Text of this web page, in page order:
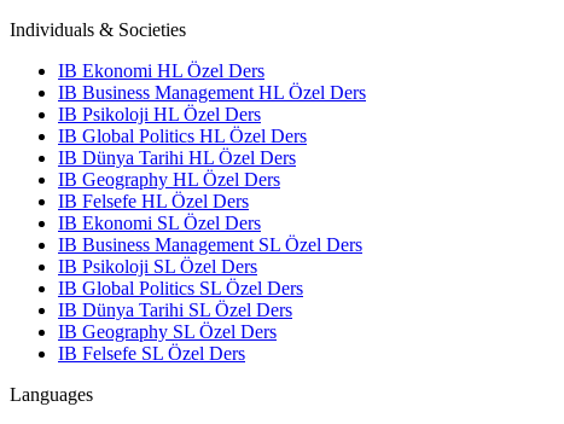
Individuals & Societies
IB Ekonomi HL Özel Ders
IB Business Management HL Özel Ders
IB Psikoloji HL Özel Ders
IB Global Politics HL Özel Ders
IB Dünya Tarihi HL Özel Ders
IB Geography HL Özel Ders
IB Felsefe HL Özel Ders
IB Ekonomi SL Özel Ders
IB Business Management SL Özel Ders
IB Psikoloji SL Özel Ders
IB Global Politics SL Özel Ders
IB Dünya Tarihi SL Özel Ders
IB Geography SL Özel Ders
IB Felsefe SL Özel Ders
Languages